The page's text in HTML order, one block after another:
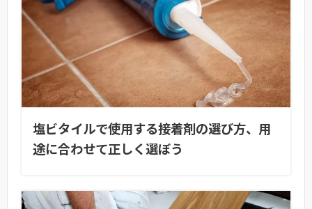
塩ビタイルで使用する接着剤の選び方、用
途に合わせて正しく選ぼう